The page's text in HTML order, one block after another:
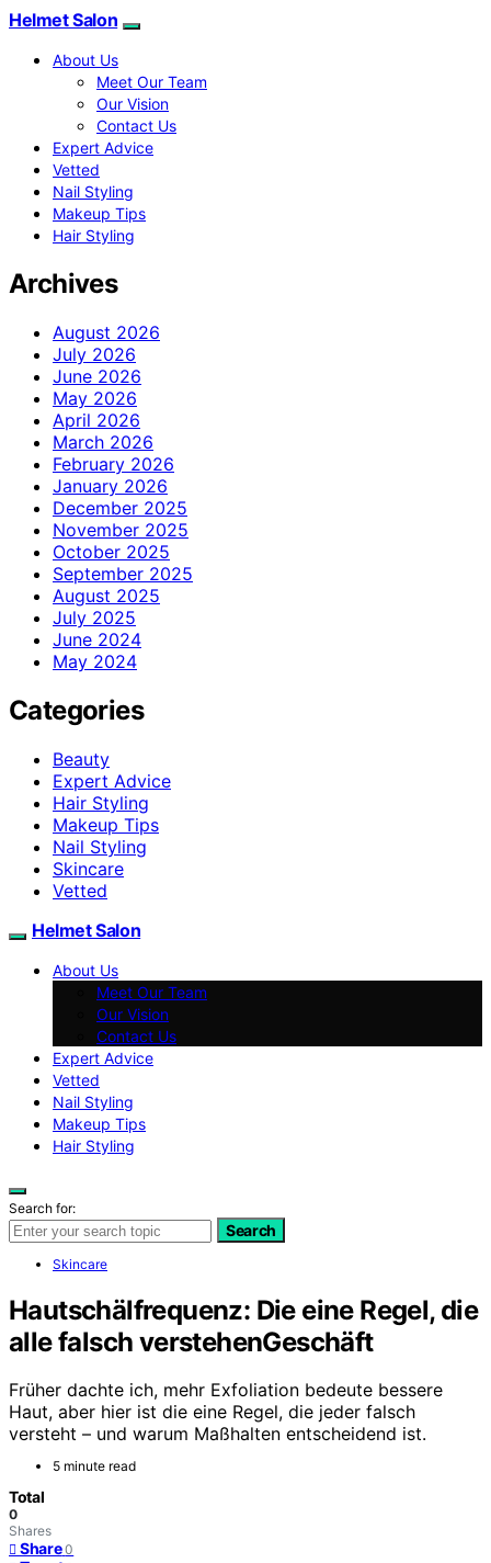
Helmet Salon
About Us
Meet Our Team
Our Vision
Contact Us
Expert Advice
Vetted
Nail Styling
Makeup Tips
Hair Styling
Archives
August 2026
July 2026
June 2026
May 2026
April 2026
March 2026
February 2026
January 2026
December 2025
November 2025
October 2025
September 2025
August 2025
July 2025
June 2024
May 2024
Categories
Beauty
Expert Advice
Hair Styling
Makeup Tips
Nail Styling
Skincare
Vetted
Helmet Salon
About Us
Meet Our Team
Our Vision
Contact Us
Expert Advice
Vetted
Nail Styling
Makeup Tips
Hair Styling
Search for:
Search
Skincare
Hautschälfrequenz: Die eine Regel, die
alle falsch verstehenGeschäft
Früher dachte ich, mehr Exfoliation bedeute bessere
Haut, aber hier ist die eine Regel, die jeder falsch
versteht – und warum Maßhalten entscheidend ist.
5 minute read
Total
0
Shares
Share 0